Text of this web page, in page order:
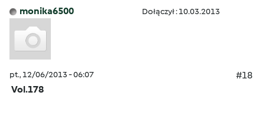
monika6500 Dołączył : 10.03.2013
pt., 12/06/2013 - 06:07
#18
Vol.178